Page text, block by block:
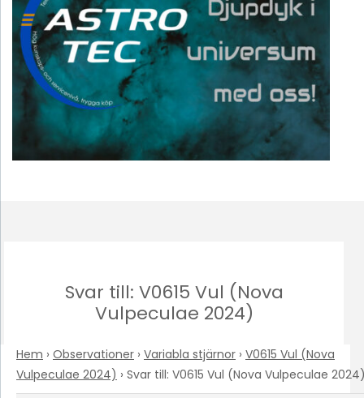
Svar till: V0615 Vul (Nova
Vulpeculae 2024)
Hem › Observationer › Variabla stjärnor › V0615 Vul (Nova
Vulpeculae 2024) › Svar till: V0615 Vul (Nova Vulpeculae